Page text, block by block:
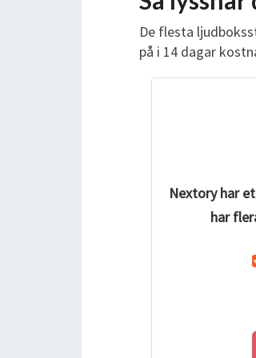
De flesta
på i 14 dagar
Nextory har
har